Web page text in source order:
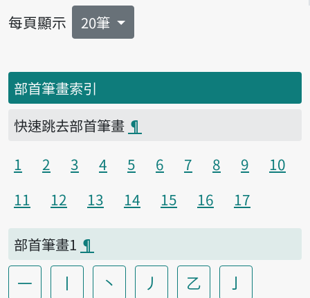
每頁顯示 20筆
部首筆畫索引
快速跳去部首筆畫 ¶
1
2 3 4 5 6 7 8 9
10
11
12 13 14 15 16 17
部首筆畫1 ¶
一 丨 丶 丿 乙 亅